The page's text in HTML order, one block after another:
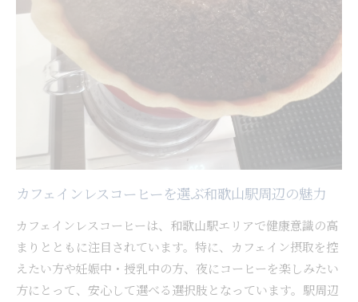
コーヒーとインスタ映え空間を両立するコツ
和歌山駅近くの写真映えするカフェ巡り体験
カフェインレスコーヒーで叶えるSNS投稿術
クレープとコーヒーのベストな組み合わせを探
す
レビューで話題のカフェインレス店を訪問して
方
カフェインレスコーヒーで始めるおしゃれな生
活
コーヒー選びが毎日の健康をサポートする理由
店舗の雰囲気とヘルシー志向を両立する方法
カフェインレスコーヒーを選ぶ和歌山駅周辺の魅力
カフェインレスコーヒーは、和歌山駅エリアで健康意識の高
まりとともに注目されています。特に、カフェイン摂取を控
えたい方や妊娠中・授乳中の方、夜にコーヒーを楽しみたい
方にとって、安心して選べる選択肢となっています。駅周辺